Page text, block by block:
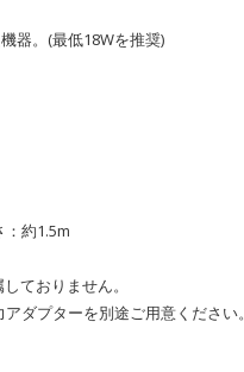
器。(最低18Wを推奨)
約1.5m
ておりません。
ダプターを別途ご用意ください。